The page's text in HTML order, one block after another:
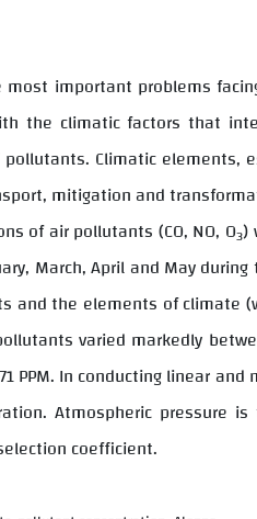
important problems
the climatic factors that
Climatic
mitigation and
of air pollutants (CO, NO, O3)
March, April and May
and the elements of climate
varied markedly
PPM. In conducting linear
Atmospheric
coefficient.